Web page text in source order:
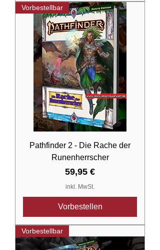
Vorbestellbar
Pathfinder 2 - Die Rache der
Runenherrscher
Preis
59,95 €
inkl. MwSt.
Vorbestellen
Vorbestellbar